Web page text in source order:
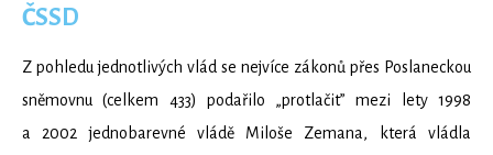
ČSSD
Z pohledu jednotlivých vlád se nejvíce zákonů přes Poslaneckou
sněmovnu (celkem 433) podařilo „protlačit” mezi lety 1998
a 2002 jednobarevné vládě Miloše Zemana, která vládla